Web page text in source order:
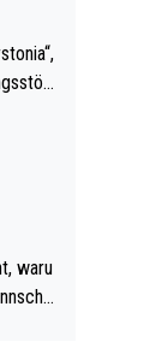
Ich gl
p
waru